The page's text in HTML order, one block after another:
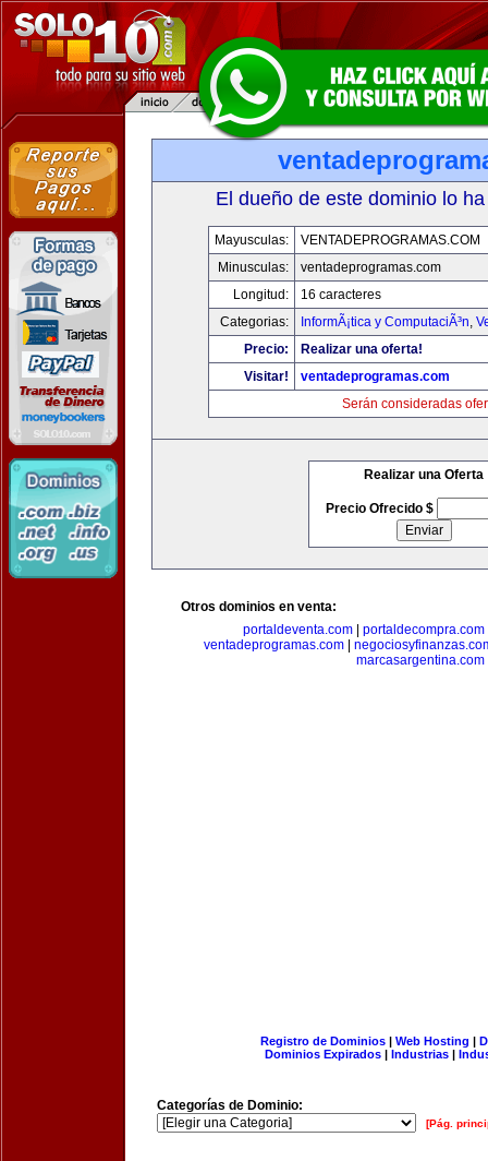
El dueño de este dominio lo
Mayusculas:
VENTADEPROGRAMAS.COM
Minusculas:
ventadeprogramas.com
Longitud:
16 caracteres
Categorias:
InformÃ¡tica y ComputaciÃ³n,
Precio:
Realizar una oferta!
Visitar!
ventadeprogramas.com
Serán consideradas
Realizar una Oferta
Precio Ofrecido $
Otros dominios en venta:
portaldeventa.com
portaldecompra.com
ventadeprogramas.com|
marcasargentina.com
Registro de Dominios| Web Hosting |
Dominios Expirados | Industrias |
Categorías de Dominio:
[Pág.